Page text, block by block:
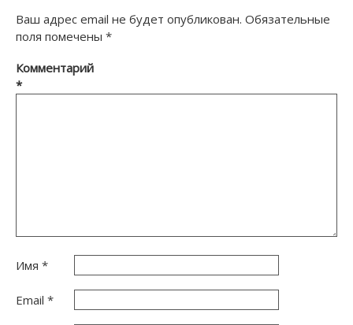
Ваш адрес email не будет опубликован. Обязательные
поля помечены *
Комментарий
*
Имя *
Email *